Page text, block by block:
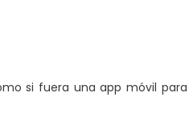
si fuera una app móvil